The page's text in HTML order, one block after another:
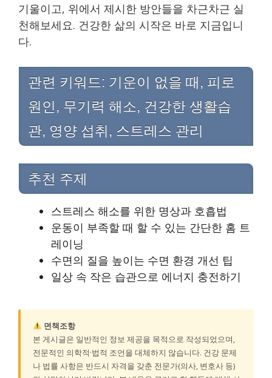
기울이고, 위에서 제시한 방안들을 차근차근 실
천해보세요. 건강한 삶의 시작은 바로 지금입니
다.
관련 키워드: 기운이 없을 때, 피로
원인, 무기력 해소, 건강한 생활습
관, 영양 섭취, 스트레스 관리
추천 주제
스트레스 해소를 위한 명상과 호흡법
운동이 부족할 때 할 수 있는 간단한 홈 트
레이닝
수면의 질을 높이는 수면 환경 개선 팁
일상 속 작은 습관으로 에너지 충전하기
면책조항
본 게시글은 일반적인 정보 제공을 목적으로 작성되었으며,
전문적인 의학적·법적 조언을 대체하지 않습니다. 건강 문제
나 법률 사항은 반드시 자격을 갖춘 전문가(의사, 변호사 등)